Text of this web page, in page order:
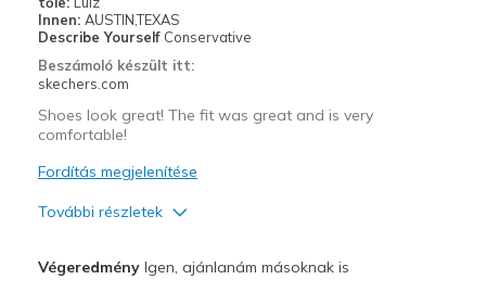
Innen: AUSTIN,TEXAS
Describe Yourself Conservative
Beszámoló készült itt:
skechers.com
Shoes look great! The fit was great and is very
comfortable!
Fordítás megjelenítése
További részletek
VégeredményIgen, ajánlanám másoknak is